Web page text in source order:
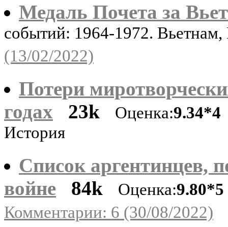
Медаль Почета за
событий: 1964-1972.
(13/02/2022)
Потери
годах
23k Оценка:9.34*4
История
Список аргентинцев,
войне
84k Оценка:9.80*5
Комментарии: 6 (30/08/2022)